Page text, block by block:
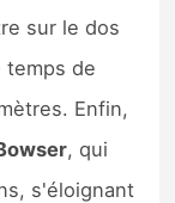
sur le dos
temps de
Enfin,
, qui
s'éloignant